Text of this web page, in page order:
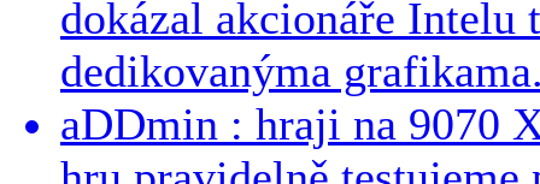
dokázal akcionáře Intelu
dedikovanýma
aDDmin : hraji na 9070